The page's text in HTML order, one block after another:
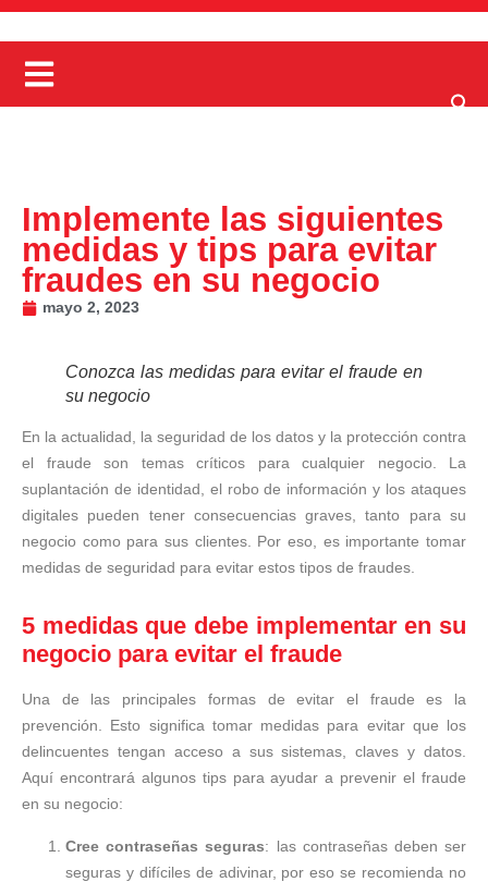
Implemente las siguientes
medidas y tips para evitar
fraudes en su negocio
mayo 2, 2023
Conozca las medidas para evitar el fraude en
su negocio
En la actualidad, la seguridad de los datos y la protección contra
el fraude son temas críticos para cualquier negocio. La
suplantación de identidad, el robo de información y los ataques
digitales pueden tener consecuencias graves, tanto para su
negocio como para sus clientes. Por eso, es importante tomar
medidas de seguridad para evitar estos tipos de fraudes.
5 medidas que debe implementar en su
negocio para evitar el fraude
Una de las principales formas de evitar el fraude es la
prevención. Esto significa tomar medidas para evitar que los
delincuentes tengan acceso a sus sistemas, claves y datos.
Aquí encontrará algunos tips para ayudar a prevenir el fraude
en su negocio:
Cree contraseñas seguras: las contraseñas deben ser
seguras y difíciles de adivinar, por eso se recomienda no